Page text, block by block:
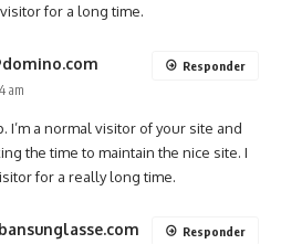
for a long time.
am
I’m a normal visitor of your site and
the time to maintain the nice site. I
for a really long time.
Responder
Responder